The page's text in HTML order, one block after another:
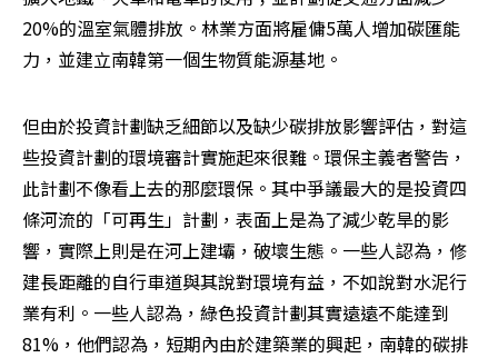
20%的溫室氣體排放。林業方面將雇傭5萬人增加碳匯能
力，並建立南韓第一個生物質能源基地。
但由於投資計劃缺乏細節以及缺少碳排放影響評估，對這
些投資計劃的環境審計實施起來很難。環保主義者警告，
此計劃不像看上去的那麼環保。其中爭議最大的是投資四
條河流的「可再生」計劃，表面上是為了減少乾旱的影
響，實際上則是在河上建壩，破壞生態。一些人認為，修
建長距離的自行車道與其說對環境有益，不如說對水泥行
業有利。一些人認為，綠色投資計劃其實遠遠不能達到
81%，他們認為，短期內由於建築業的興起，南韓的碳排